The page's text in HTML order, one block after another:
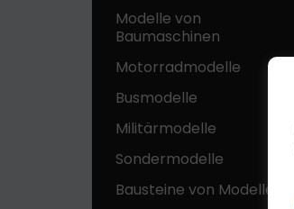
Modelle von
Baumaschinen
Motorradmodelle
Busmodelle
Militärmodelle
Sondermodelle
Bausteine ​​von Modellen